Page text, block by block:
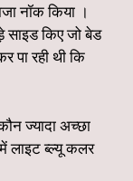
नॉक किया ।
साइड किए जो बेड
पा रही थी कि
ज्यादा अच्छा
लाइट ब्ल्यू कलर